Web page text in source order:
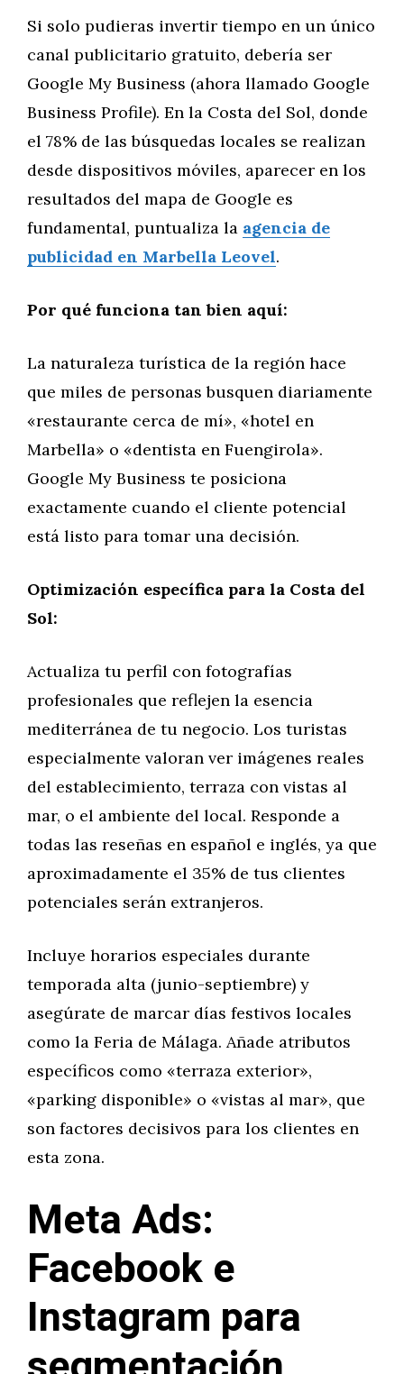
Si solo pudieras invertir tiempo en un único
canal publicitario gratuito, debería ser
Google My Business (ahora llamado Google
Business Profile). En la Costa del Sol, donde
el 78% de las búsquedas locales se realizan
desde dispositivos móviles, aparecer en los
resultados del mapa de Google es
fundamental, puntualiza la agencia de
publicidad en Marbella Leovel.
Por qué funciona tan bien aquí:
La naturaleza turística de la región hace
que miles de personas busquen diariamente
«restaurante cerca de mí», «hotel en
Marbella» o «dentista en Fuengirola».
Google My Business te posiciona
exactamente cuando el cliente potencial
está listo para tomar una decisión.
Optimización específica para la Costa del
Sol:
Actualiza tu perfil con fotografías
profesionales que reflejen la esencia
mediterránea de tu negocio. Los turistas
especialmente valoran ver imágenes reales
del establecimiento, terraza con vistas al
mar, o el ambiente del local. Responde a
todas las reseñas en español e inglés, ya que
aproximadamente el 35% de tus clientes
potenciales serán extranjeros.
Incluye horarios especiales durante
temporada alta (junio-septiembre) y
asegúrate de marcar días festivos locales
como la Feria de Málaga. Añade atributos
específicos como «terraza exterior»,
«parking disponible» o «vistas al mar», que
son factores decisivos para los clientes en
esta zona.
Meta Ads:
Facebook e
Instagram para